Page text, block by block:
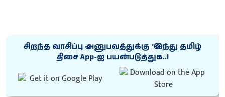
சிறந்த வாசிப்பு அனுபவத்துக்கு ‘இந்து தமிழ்
திசை App-ஐ பயன்படுத்துக..!